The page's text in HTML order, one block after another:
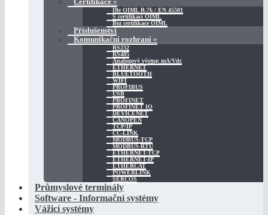
Certifikace »
Dle OIML R-76 / EN 45501
S certifikací OIML
Bez certifikace OIML
Příslušenství
Komunikační rozhraní »
RS232
RS485
Analogový výstup mA/Vdc
ETHERNET
BLUETOOTH
WIFI
PROFIBUS
USB
PROFINET
PROFINET IO
DEVICENET
CANOPEN
TCP/IP
CC-LINK
MODBUS-TCP
MODBUS-RTU
ETHERNET-TCP
ETHERNET-IP
ETHERCAT
POWERLINK
SERCOS
Průmyslové terminály
Software - Informační systémy
Vážicí systémy